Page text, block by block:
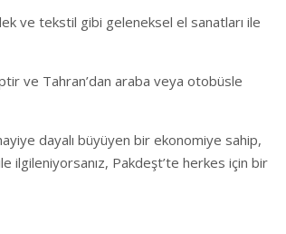
ve tekstil gibi geleneksel el sanatları ile
ve Tahran’dan araba veya otobüsle
dayalı büyüyen bir ekonomiye sahip,
ilgileniyorsanız, Pakdeşt’te herkes için bir